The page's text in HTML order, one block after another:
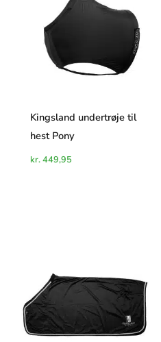
Kingsland undertrøje til
hest Pony
kr.449,95